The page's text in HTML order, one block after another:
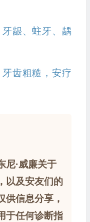
牙龈、蛀牙、龋
齿粗糙，安疗
尼·威廉关于
以及安友们的
供信息分享，
于任何诊断指